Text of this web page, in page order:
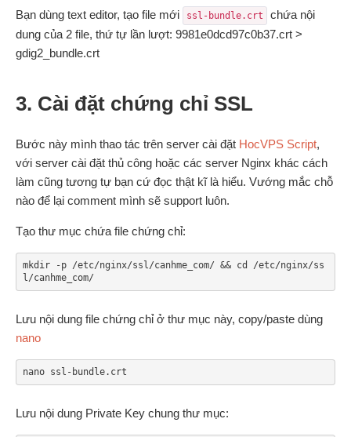
Bạn dùng text editor, tạo file mới ssl-bundle.crt
chứa nội
dung của 2 file, thứ tự lần lượt: 9981e0dcd97c0b37.crt >
gdig2_bundle.crt
3. Cài đặt chứng chỉ SSL
Bước này mình thao tác trên server cài đặt HocVPS Script,
với server cài đặt thủ công hoặc các server Nginx khác cách
làm cũng tương tự bạn cứ đọc thật kĩ là hiểu. Vướng mắc chỗ
nào để lại comment mình sẽ support luôn.
Tạo thư mục chứa file chứng chỉ:
mkdir -p /etc/nginx/ssl/canhme_com/ && cd /etc/nginx/ss
l/canhme_com/
Lưu nội dung file chứng chỉ ở thư mục này, copy/paste dùng
nano
nano ssl-bundle.crt
Lưu nội dung Private Key chung thư mục: